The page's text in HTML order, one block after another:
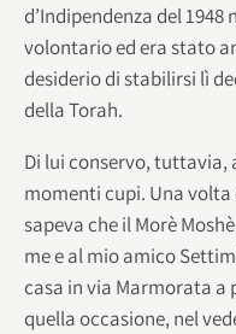
d’Indipendenza del
volontario ed era stato
desiderio di stabilirsi lì
della Torah.
Di lui conservo, tuttavia,
momenti cupi. Una
sapeva che il Morè
me e al mio amico
casa in via Marmorata a
quella occasione, nel